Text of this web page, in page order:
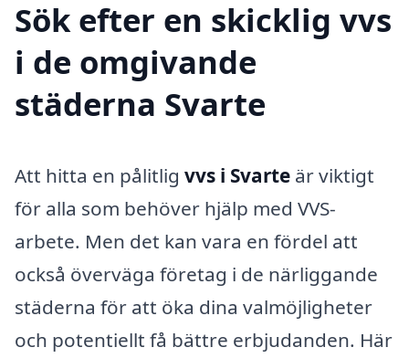
Sök efter en skicklig vvs
i de omgivande
städerna Svarte
Att hitta en pålitlig vvs i Svarte är viktigt
för alla som behöver hjälp med VVS-
arbete. Men det kan vara en fördel att
också överväga företag i de närliggande
städerna för att öka dina valmöjligheter
och potentiellt få bättre erbjudanden. Här